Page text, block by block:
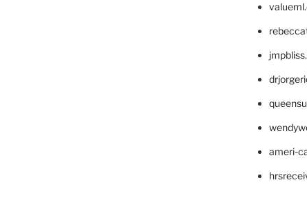
ameri-